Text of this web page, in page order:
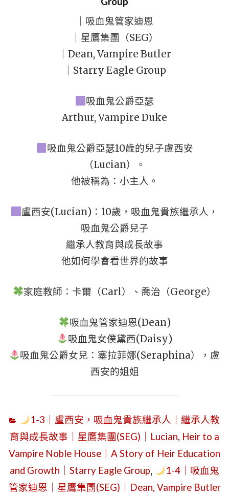
｜吸血鬼管家迪恩
｜星鷹集團（SEG）
｜Dean, Vampire Butler
｜Starry Eagle Group
吸血鬼公爵亞瑟
Arthur, Vampire Duke
吸血鬼公爵亞瑟10歲的兒子盧西安
（Lucian）。
他被稱為：小主人。
盧西安(Lucian)：10歲，吸血鬼貴族繼承人，
吸血鬼公爵兒子
繼承人教育與成長故事
他如何學會看世界的故事
家庭教師：卡爾（Carl）、喬治（George）
吸血鬼管家迪恩(Dean)
吸血鬼女僕黛西(Daisy)
吸血鬼公爵女兒：塞拉菲娜(Seraphina），盧
西安的姐姐
1-3｜盧西安，吸血鬼貴族繼承人｜繼承人教
育與成長故事｜星鷹集團(SEG)｜Lucian, Heir to a
Vampire Noble House｜A Story of Heir Education
and Growth｜Starry Eagle Group,
1-4｜吸血鬼
管家迪恩｜星鷹集團(SEG)｜Dean, Vampire Butler